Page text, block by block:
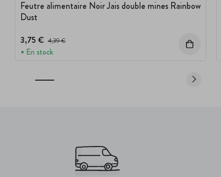
Feutre alimentaire Noir Jais double mines Rainbow
Dust
3,75 € Prix avant réduction :
4,39 €
En stock